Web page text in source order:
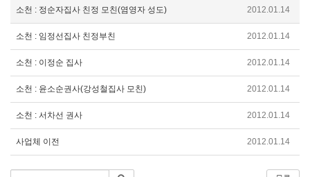
소천 : 정순자집사 친정 모친(염영자 성도) 2012.01.14
소천 : 임정선집사 친정부친 2012.01.14
소천 : 이정순 집사 2012.01.14
소천 : 윤소순권사(강성철집사 모친) 2012.01.14
소천 : 서차선 권사 2012.01.14
사업체 이전 2012.01.14